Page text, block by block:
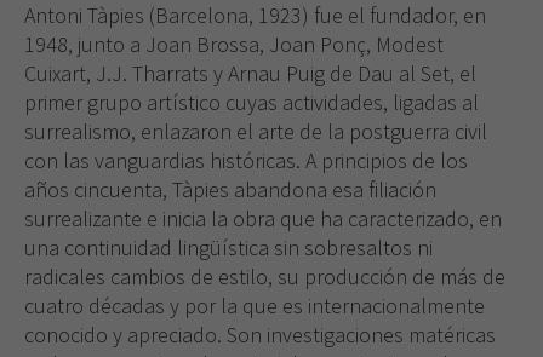
Antoni Tàpies (Barcelona, 1923) fue el fundador, en
1948, junto a Joan Brossa, Joan Ponç, Modest
Cuixart, J.J. Tharrats y Arnau Puig de Dau al Set, el
primer grupo artístico cuyas actividades, ligadas al
surrealismo, enlazaron el arte de la postguerra civil
con las vanguardias históricas. A principios de los
años cincuenta, Tàpies abandona esa filiación
surrealizante e inicia la obra que ha caracterizado, en
una continuidad lingüística sin sobresaltos ni
radicales cambios de estilo, su producción de más de
cuatro décadas y por la que es internacionalmente
conocido y apreciado. Son investigaciones matéricas